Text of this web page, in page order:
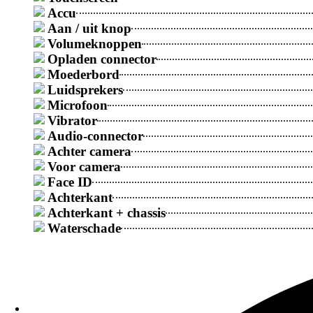
Galaxy S
Populaire Reparaties
Samsung reparatieprijs na vochtprobleem
Samsung Galaxy backcover Vervangingsprijs
Samsung Galaxy batterij vervangingsprijs
Samsung Galaxy oplaadconnector
Accu
Aan / uit knop
Volumeknoppen
Opladen connector
Moederbord
Luidsprekers
Microfoon
Vibrator
Audio-connector
Achter camera
Voor camera
Face ID
Achterkant
Achterkant + chassis
Waterschade